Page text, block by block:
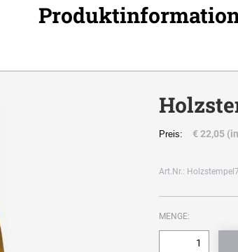
Preis: € 22,05
Art.Nr.:
MENGE: